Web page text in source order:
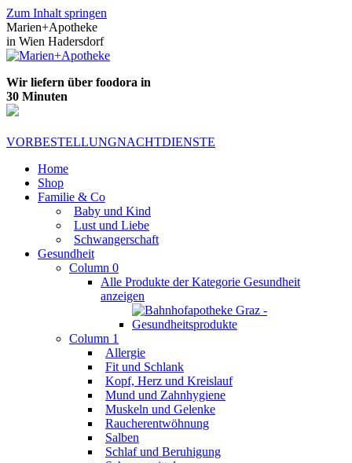
Zum Inhalt springen
Marien+Apotheke
in Wien Hadersdorf
Wir liefern über foodora in
30 Minuten
VORBESTELLUNGNACHTDIENSTE
Home
Shop
Familie & Co
Baby und Kind
Lust und Liebe
Schwangerschaft
Gesundheit
Column 0
Alle Produkte der Kategorie Gesundheit
anzeigen
Column 1
Allergie
Fit und Schlank
Kopf, Herz und Kreislauf
Mund und Zahnhygiene
Muskeln und Gelenke
Raucherentwöhnung
Salben
Schlaf und Beruhigung